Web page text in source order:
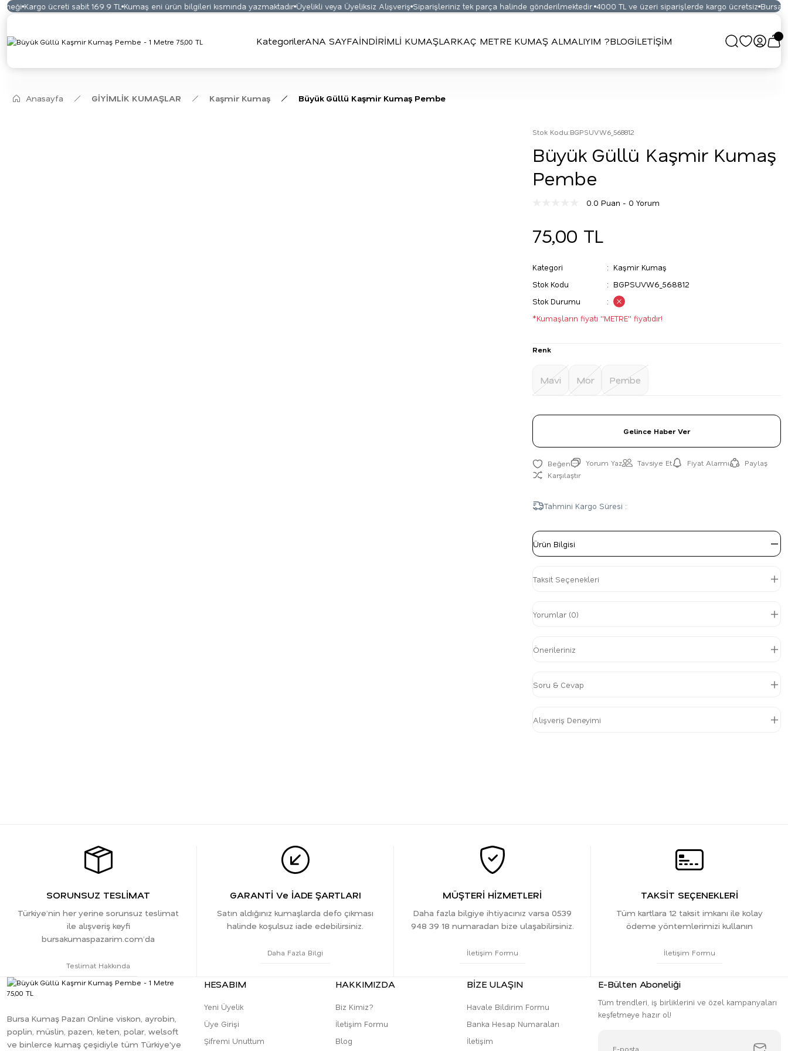
Kargo ücreti sabit 169.9 TL Kumaş eni ürün bilgileri kısmında yazmaktadır Üyelikli veya Üyeliksiz Alışveriş Siparişleriniz tek parça halinde gönderilmektedir. 4000 TL ve üzeri siparişlerde kargo ücretsiz Bursa
KategorilerANA SAYFAİNDİRİMLİ KUMAŞLARKAÇ METRE KUMAŞ ALMALIYIM ?BLOGİLETİŞİM
Anasayfa GİYİMLİK KUMAŞLAR Kaşmir Kumaş Büyük Güllü Kaşmir Kumaş Pembe
Stok Kodu:BGPSUVW6_568812
Büyük Güllü Kaşmir Kumaş
Pembe
0.0 Puan - 0 Yorum
75,00 TL
Kategori
Kaşmir Kumaş
Stok Kodu
BGPSUVW6_568812
Stok Durumu
*Kumaşların fiyatı ''METRE'' fiyatıdır!
Renk
Mavi Mor Pembe
Gelince Haber Ver
Yorum Yaz Tavsiye Et Fiyat Alarmı
Paylaş
Karşılaştır
Tahmini Kargo Süresi :
Ürün Bilgisi
Taksit Seçenekleri
Yorumlar (0)
Önerileriniz
Soru & Cevap
Alışveriş Deneyimi
SORUNSUZ TESLİMAT
Türkiye’nin her yerine sorunsuz teslimat
ile alışveriş keyfi
bursakumaspazarim.com’da
Teslimat Hakkında
GARANTİ Ve İADE ŞARTLARI
Satın aldığınız kumaşlarda defo çıkması
halinde koşulsuz iade edebilirsiniz.
Daha Fazla Bilgi
MÜŞTERİ HİZMETLERİ
Daha fazla bilgiye ihtiyacınız varsa 0539
948 39 18 numaradan bize ulaşabilirsiniz.
İletişim Formu
TAKSİT SEÇENEKLERİ
Tüm kartlara 12 taksit imkanı ile kolay
ödeme yöntemlerimizi kullanın
İletişim Formu
Bursa Kumaş Pazarı Online viskon, ayrobin,
poplin, müslin, pazen, keten, polar, welsoft
ve binlerce kumaş çeşidiyle tüm Türkiye'ye
HESABIM
Yeni Üyelik
Üye Girişi
Şifremi Unuttum
HAKKIMIZDA
Biz Kimiz?
İletişim Formu
Blog
BİZE ULAŞIN
Havale Bildirim Formu
Banka Hesap Numaraları
İletişim
E-Bülten Aboneliği
Tüm trendleri, iş birliklerini ve özel kampanyaları
keşfetmeye hazır ol!